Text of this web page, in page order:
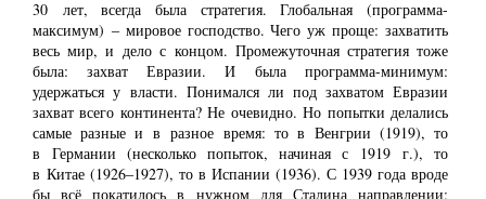
30 лет, всегда была стратегия. Глобальная (программа-
максимум) ‒ мировое господство. Чего уж проще: захватить
весь мир, и дело с концом. Промежуточная стратегия тоже
была: захват Евразии. И была программа-минимум:
удержаться у власти. Понимался ли под захватом Евразии
захват всего континента? Не очевидно. Но попытки делались
самые разные и в разное время: то в Венгрии (1919), то
в Германии (несколько попыток, начиная с 1919 г.), то
в Китае (1926‒1927), то в Испании (1936). С 1939 года вроде
бы всё покатилось в нужном для Сталина направлении: